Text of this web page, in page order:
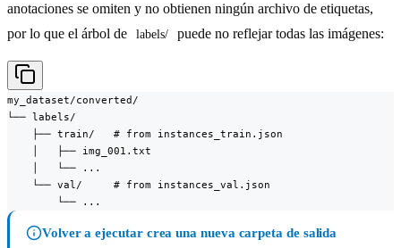
anotaciones se omiten y no obtienen ningún archivo de etiquetas,
por lo que el árbol de
labels/ puede no reflejar todas las imágenes:
my_dataset/converted/
└── labels/
    ├── train/   # from instances_train.json
    │   ├── img_001.txt
    │   └── ...
    └── val/     # from instances_val.json
        └── ...
Volver a ejecutar crea una nueva carpeta de salida